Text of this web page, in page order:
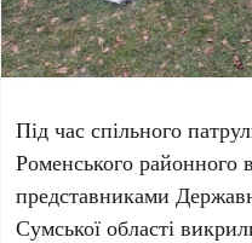
Під час спільного
Роменського районного
представниками
Сумської області